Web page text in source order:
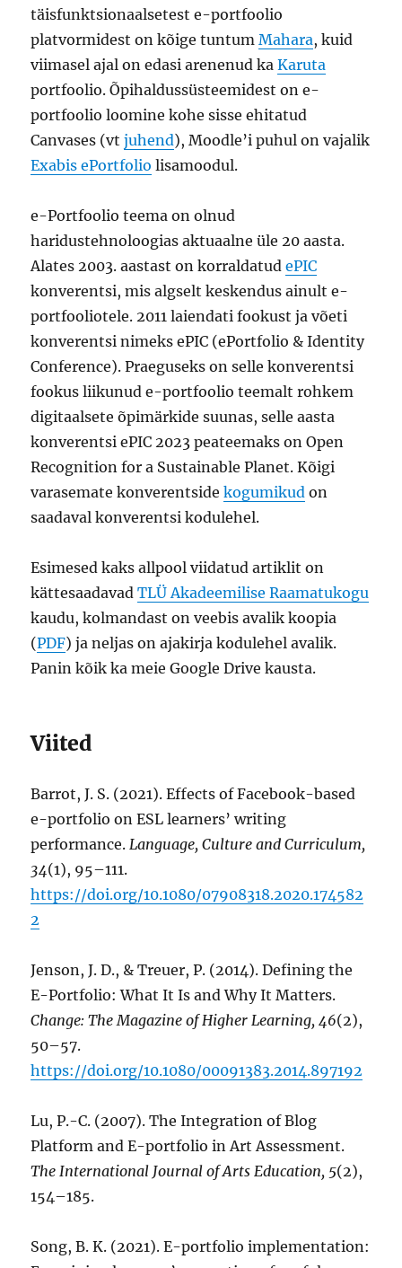
täisfunktsionaalsetest e-portfoolio
platvormidest on kõige tuntumMahara, kuid
viimasel ajal on edasi arenenud kaKaruta
portfoolio. Õpihaldussüsteemidest on e-
portfoolio loomine kohe sisse ehitatud
Canvases (vtjuhend), Moodle’i puhul on vajalik
Exabis ePortfolio lisamoodul.
e-Portfoolio teema on olnud
haridustehnoloogias aktuaalne üle 20 aasta.
Alates 2003. aastast on korraldatudePIC
konverentsi, mis algselt keskendus ainult e-
portfooliotele. 2011 laiendati fookust ja võeti
konverentsi nimeks ePIC (ePortfolio & Identity
Conference). Praeguseks on selle konverentsi
fookus liikunud e-portfoolio teemalt rohkem
digitaalsete õpimärkide suunas, selle aasta
konverentsi ePIC 2023 peateemaks on Open
Recognition for a Sustainable Planet. Kõigi
varasemate konverentsidekogumikud on
saadaval konverentsi kodulehel.
Esimesed kaks allpool viidatud artiklit on
kättesaadavadTLÜ Akadeemilise Raamatukogu
kaudu, kolmandast on veebis avalik koopia
(PDF) ja neljas on ajakirja kodulehel avalik.
Panin kõik ka meie Google Drive kausta.
Viited
Barrot, J. S. (2021). Effects of Facebook-based
e-portfolio on ESL learners’ writing
performance.Language, Culture and Curriculum,
34(1), 95–111.
https://doi.org/10.1080/07908318.2020.174582
2
Jenson, J. D., & Treuer, P. (2014). Defining the
E-Portfolio: What It Is and Why It Matters.
Change: The Magazine of Higher Learning, 46(2),
50–57.
https://doi.org/10.1080/00091383.2014.897192
Lu, P.-C. (2007). The Integration of Blog
Platform and E-portfolio in Art Assessment.
The International Journal of Arts Education, 5(2),
154–185.
Song, B. K. (2021). E-portfolio implementation: